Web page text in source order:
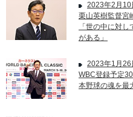
2023年2月10
栗山英樹監督宮
「世の中に対
がある」
2023年1月26
WBC登録予定
本野球の魂を最